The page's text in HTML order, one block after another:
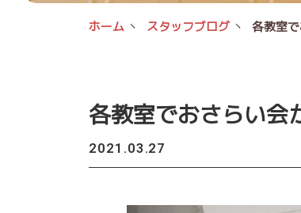
ホーム スタッフブログ 各教室
各教室でおさらい会
2021.03.27